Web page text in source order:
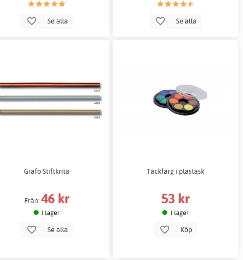
Se alla Se alla
Grafo Stiftkrita
Från: 46 kr
I lager
Se alla
Täckfärg i plastask
53 kr
I lager
Köp